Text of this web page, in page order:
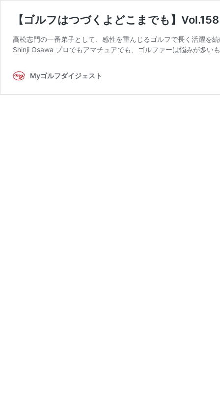
【ゴルフはつづくよどこまでも】
高松志門の一番弟子として、感性を重んじるゴルフで長く活躍を
Shinji Osawa プロでもアマチュアでも、ゴルファーは悩みが多い
Myゴルフダイジェスト